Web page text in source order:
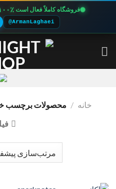
فروشگاه کاملاً فعال است
@ArmanLaghaei
خانه / محصولات برچسب